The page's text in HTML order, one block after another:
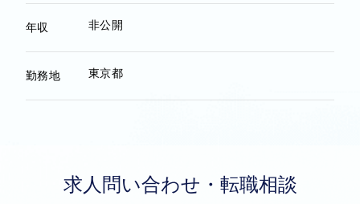
年収 非公開
勤務地 東京都
求人問い合わせ・転職相談